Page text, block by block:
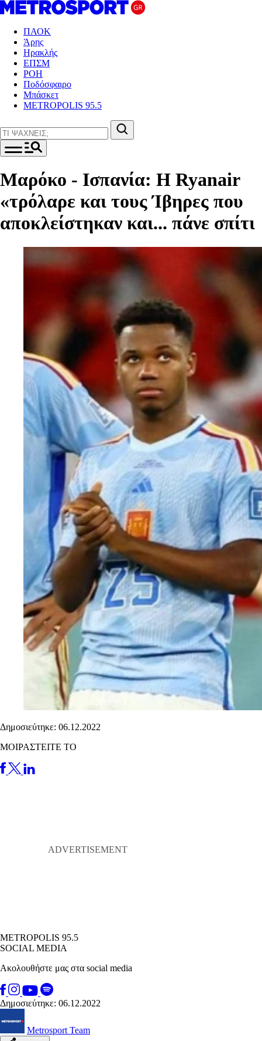
ΠΑΟΚ
Άρης
Ηρακλής
ΕΠΣΜ
ΡΟΗ
Ποδόσφαιρο
Μπάσκετ
METROPOLIS 95.5
Μαρόκο - Ισπανία: Η Ryanair
«τρόλαρε και τους Ίβηρες που
αποκλείστηκαν και... πάνε σπίτι
Δημοσιεύτηκε: 06.12.2022
ΜΟΙΡΑΣΤΕΙΤΕ ΤΟ
METROPOLIS 95.5
SOCIAL MEDIA
Ακολουθήστε μας στα social media
Δημοσιεύτηκε: 06.12.2022
Metrosport Team